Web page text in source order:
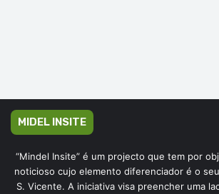
MIDEL INSITE
“Mindel Insite” é um projecto que tem por
noticioso cujo elemento diferenciador é o
S. Vicente. A iniciativa visa preencher uma